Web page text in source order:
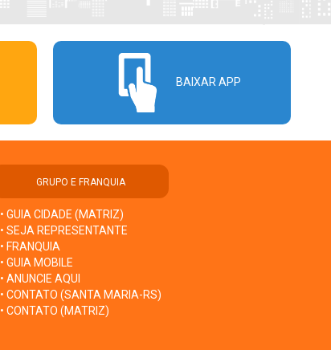
BAIXAR APP
GRUPO E FRANQUIA
• GUIA CIDADE (MATRIZ)
• SEJA REPRESENTANTE
• FRANQUIA
• GUIA MOBILE
• ANUNCIE AQUI
• CONTATO (SANTA MARIA-RS)
• CONTATO (MATRIZ)